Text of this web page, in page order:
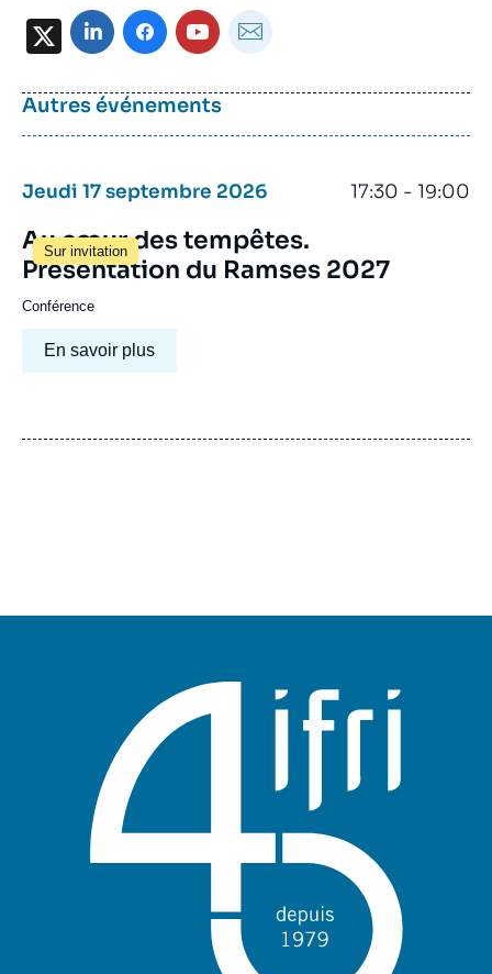
X
Autres événements
Jeudi 17 septembre 2026 17:30 - 19:00
Sur invitation
Au cœur des tempêtes.
Présentation du Ramses 2027
Conférence
En savoir plus